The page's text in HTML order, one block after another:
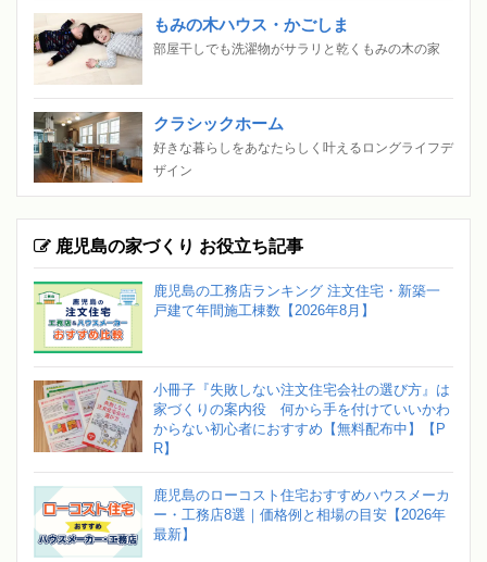
もみの木ハウス・かごしま
部屋干しでも洗濯物がサラリと乾くもみの木の家
クラシックホーム
好きな暮らしをあなたらしく叶えるロングライフデ
ザイン
鹿児島の家づくり お役立ち記事
鹿児島の工務店ランキング 注文住宅・新築一
戸建て年間施工棟数【2026年8月】
小冊子『失敗しない注文住宅会社の選び方』は
家づくりの案内役 何から手を付けていいかわ
からない初心者におすすめ【無料配布中】【P
R】
鹿児島のローコスト住宅おすすめハウスメーカ
ー・工務店8選｜価格例と相場の目安【2026年
最新】